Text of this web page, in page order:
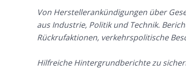
Von Herstellerankündigungen über
aus Industrie, Politik und Technik.
Rückrufaktionen, verkehrspolitische
Hilfreiche Hintergrundberichte zu